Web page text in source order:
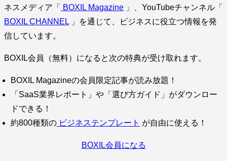
ネスメディア「
BOXIL Magazine 」、YouTubeチャンネル「
BOXIL CHANNEL 」を通じて、ビジネスに役立つ情報を発
信しています。
BOXIL会員（無料）になると次の特典が受け取れます。
BOXIL Magazineの会員限定記事が読み放題！
「SaaS業界レポート」や「選び方ガイド」がダウンロー
ドできる！
約800種類の ビジネステンプレート が自由に使える！
BOXIL会員になる